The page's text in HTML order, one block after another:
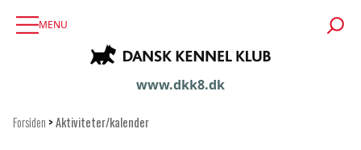
MENU
www.dkk8.dk
Forsiden >Aktiviteter/kalender